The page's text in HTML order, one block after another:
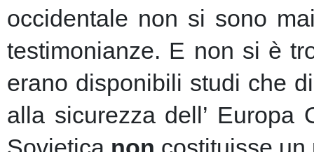
occidentale non si sono
testimonianze. E non si è
erano disponibili studi che
alla sicurezza dell’